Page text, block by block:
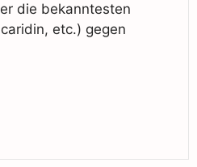
die bekanntesten
etc.) gegen